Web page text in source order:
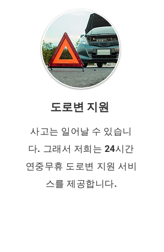
도로변 지원
사고는 일어날 수 있습니
다. 그래서 저희는 24시간
연중무휴 도로변 지원 서비
스를 제공합니다.